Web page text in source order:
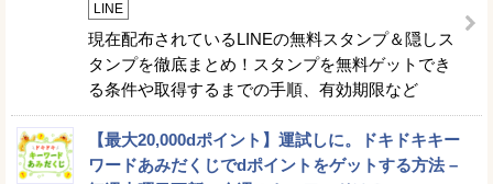
LINE
現在配布されているLINEの無料スタンプ＆隠しス
タンプを徹底まとめ！スタンプを無料ゲットでき
る条件や取得するまでの手順、有効期限など
【最大20,000dポイント】運試しに。ドキドキキー
ワードあみだくじでdポイントをゲットする方法 –